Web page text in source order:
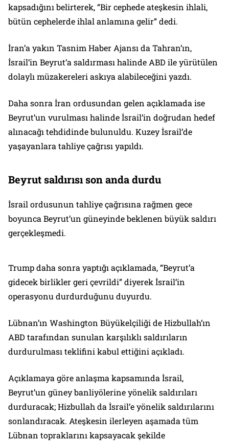
kapsadığını belirterek, “Bir cephede ateşkesin ihlali,
bütün cephelerde ihlal anlamına gelir” dedi.
İran’a yakın Tasnim Haber Ajansı da Tahran’ın,
İsrail’in Beyrut’a saldırması halinde ABD ile yürütülen
dolaylı müzakereleri askıya alabileceğini yazdı.
Daha sonra İran ordusundan gelen açıklamada ise
Beyrut’un vurulması halinde İsrail’in doğrudan hedef
alınacağı tehdidinde bulunuldu. Kuzey İsrail’de
yaşayanlara tahliye çağrısı yapıldı.
Beyrut saldırısı son anda durdu
İsrail ordusunun tahliye çağrısına rağmen gece
boyunca Beyrut’un güneyinde beklenen büyük saldırı
gerçekleşmedi.
Trump daha sonra yaptığı açıklamada, “Beyrut’a
gidecek birlikler geri çevrildi” diyerek İsrail’in
operasyonu durdurduğunu duyurdu.
Lübnan’ın Washington Büyükelçiliği de Hizbullah’ın
ABD tarafından sunulan karşılıklı saldırıların
durdurulması teklifini kabul ettiğini açıkladı.
Açıklamaya göre anlaşma kapsamında İsrail,
Beyrut’un güney banliyölerine yönelik saldırıları
durduracak; Hizbullah da İsrail’e yönelik saldırılarını
sonlandıracak. Ateşkesin ilerleyen aşamada tüm
Lübnan topraklarını kapsayacak şekilde